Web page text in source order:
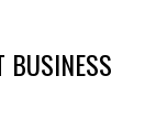
BUSINESS